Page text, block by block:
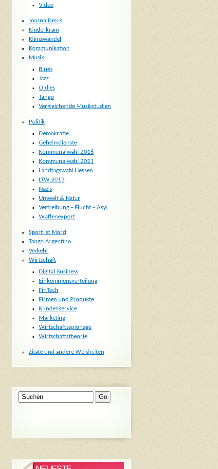
Video
Journalismus
Kinderkram
Klimawandel
Kommunikation
Musik
Blues
Jazz
Oldies
Tango
Vergleichende Musikstudien
Politik
Demokratie
Geheimdienste
Kommunalwahl 2016
Kommunalwahl 2021
Landtagswahl Hessen
LTW 2013
Nazis
Umwelt & Natur
Vertreibung – Flucht – Asyl
Waffenexport
Sport ist Mord
Tango Argentino
Verkehr
Wirtschaft
Digital Business
Einkommensverteilung
FinTech
Firmen und Produkte
Kundenservice
Marketing
Wirtschaftsspionage
Wirtschaftstheorie
Zitate und andere Weisheiten